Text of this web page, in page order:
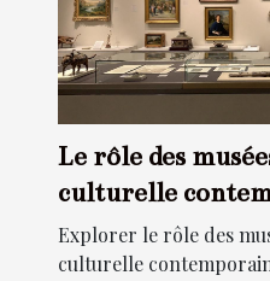
Le rôle des
culturelle
Explorer le rôle des
culturelle